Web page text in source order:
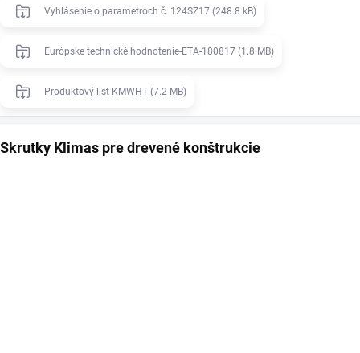
Vyhlásenie o parametroch č. 124SZ17 (248.8 kB)
Európske technické hodnotenie-ETA-180817 (1.8 MB)
Produktový list-KMWHT (7.2 MB)
Skrutky Klimas pre drevené konštrukcie